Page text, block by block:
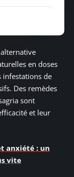
en doses
infestations de
Des remèdes
sont
et leur
anxiété : un
vite